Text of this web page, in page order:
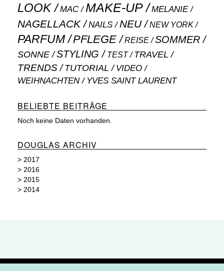
LOOK MAC MAKE-UP MELANIE
NAGELLACK NAILS NEU NEW YORK
PARFUM PFLEGE REISE SOMMER
SONNE STYLING TEST TRAVEL
TRENDS TUTORIAL VIDEO
WEIHNACHTEN YVES SAINT LAURENT
BELIEBTE BEITRÄGE
Noch keine Daten vorhanden.
DOUGLAS ARCHIV
> 2017
> 2016
> 2015
> 2014